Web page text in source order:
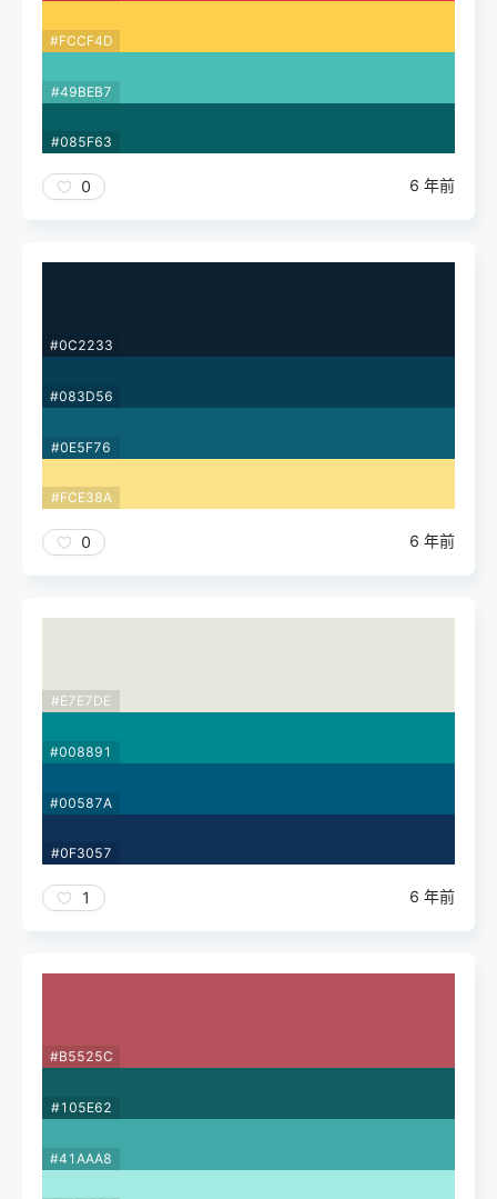
#FCCF4D
#49BEB7
#085F63
0 6 年前
#0C2233
#083D56
#0E5F76
#FCE38A
0 6 年前
#E7E7DE
#008891
#00587A
#0F3057
1 6 年前
#B5525C
#105E62
#41AAA8